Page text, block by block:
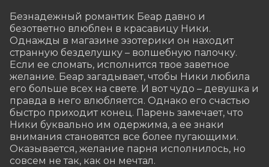
Безнадежный романтик Беар давно и
безответно влюблен в красавицу Ники.
Однажды в магазине эзотерики он находит
странную безделушку – волшебную палочку.
Если ее сломать, исполнится твое заветное
желание. Беар загадывает, чтобы Ники любила
его больше всех на свете. И вот чудо – девушка и
правда в него влюбляется. Однако его счастью
быстро приходит конец. Парень замечает, что
Ники буквально им одержима, а ее знаки
внимания становятся все более пугающими.
Оказывается, желание парня исполнилось, но
совсем не так, как он мечтал.